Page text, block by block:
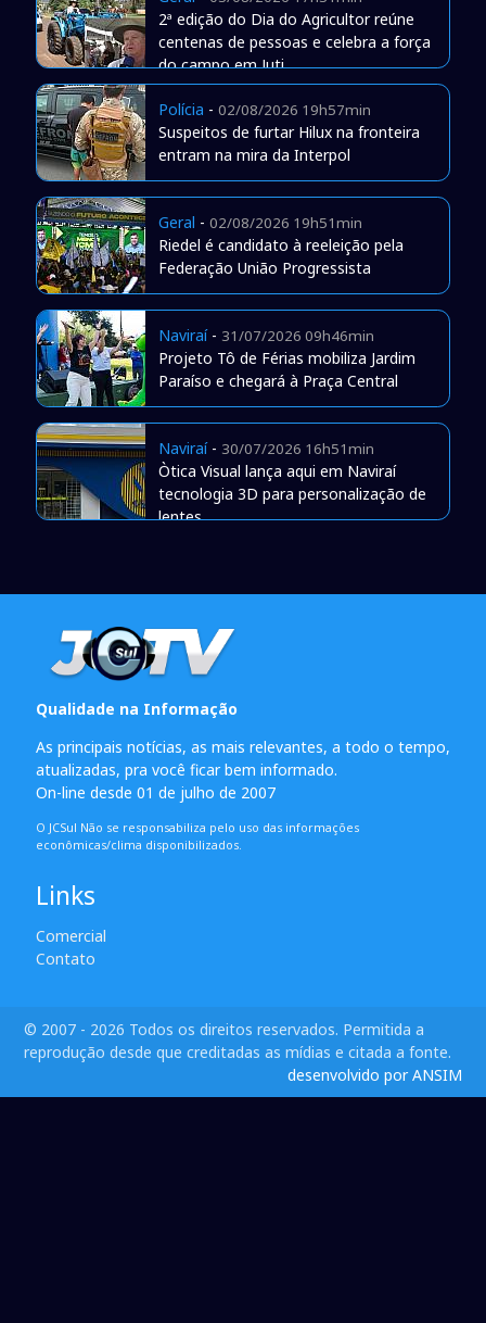
2ª edição do Dia do Agricultor reúne
centenas de pessoas e celebra a força
do campo em Juti
Polícia - 02/08/2026 19h57min
Suspeitos de furtar Hilux na fronteira
entram na mira da Interpol
Geral - 02/08/2026 19h51min
Riedel é candidato à reeleição pela
Federação União Progressista
Naviraí- 31/07/2026 09h46min
Projeto Tô de Férias mobiliza Jardim
Paraíso e chegará à Praça Central
Naviraí- 30/07/2026 16h51min
Òtica Visual lança aqui em Naviraí
tecnologia 3D para personalização de
lentes
Qualidade na Informação
As principais notícias, as mais relevantes, a todo o tempo,
atualizadas, pra você ficar bem informado.
On-line desde 01 de julho de 2007
O JCSul Não se responsabiliza pelo uso das informações
econômicas/clima disponibilizados.
Links
Comercial
Contato
© 2007 - 2026 Todos os direitos reservados. Permitida a
reprodução desde que creditadas as mídias e citada a fonte.
desenvolvido por ANSIM